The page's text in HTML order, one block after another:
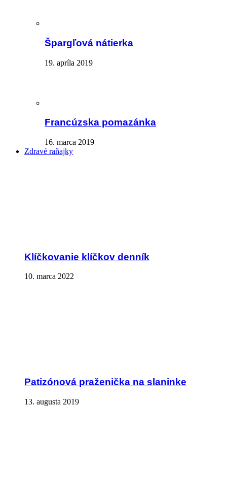
Špargľová nátierka
19. apríla 2019
Francúzska pomazánka
16. marca 2019
Zdravé raňajky
Klíčkovanie klíčkov denník
10. marca 2022
Patizónová praženička na slaninke
13. augusta 2019